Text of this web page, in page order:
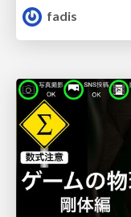
fadis